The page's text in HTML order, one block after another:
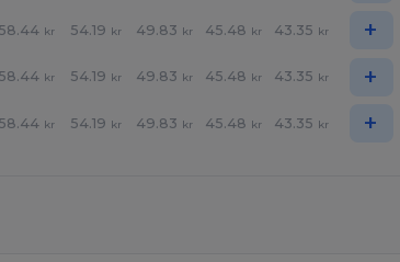
58.44 kr 54.19 kr 49.83 kr 45.48 kr 43.35 kr +
58.44 kr 54.19 kr 49.83 kr 45.48 kr 43.35 kr +
58.44 kr 54.19 kr 49.83 kr 45.48 kr 43.35 kr +